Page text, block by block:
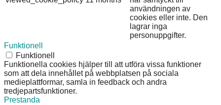
användningen av
cookies eller inte. Den
lagrar inga
personuppgifter.
Funktionell
Funktionell
Funktionella cookies hjälper till att utföra vissa funktioner
som att dela innehållet på webbplatsen på sociala
medieplattformar, samla in feedback och andra
tredjepartsfunktioner.
Prestanda